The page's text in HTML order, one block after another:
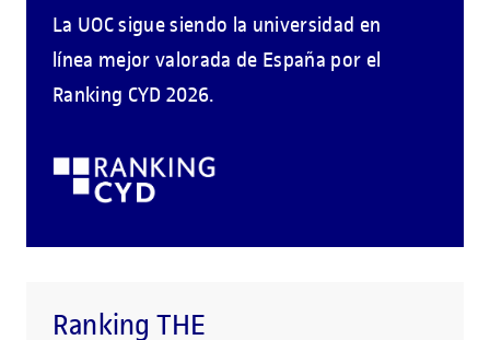
La UOC sigue siendo la universidad en
línea mejor valorada de España por el
Ranking CYD 2026.
Ranking THE